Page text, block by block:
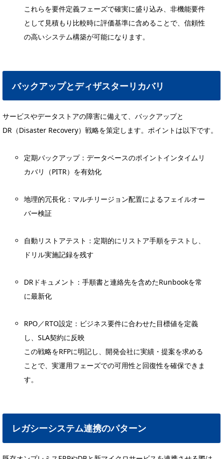
これらを要件定義フェーズで確実に盛り込み、非機能要件
として見積もり比較時に評価基準に含めることで、信頼性
の高いシステム構築が可能になります。
バックアップとディザスターリカバリ
サービスやデータストアの障害に備えて、バックアップと
DR（Disaster Recovery）戦略を策定します。ポイントは以下です。
定期バックアップ：データベースのポイントインタイムリ
カバリ（PITR）を有効化
地理的冗長化：マルチリージョン配置によるフェイルオー
バー検証
自動リストアテスト：定期的にリストア手順をテストし、
ドリル実施記録を残す
DRドキュメント：手順書と連絡先を含めたRunbookを常
に最新化
RPO／RTO設定：ビジネス要件に合わせた目標値を定義
し、SLA契約に反映
この戦略をRFPに明記し、開発会社に実績・提案を求める
ことで、実運用フェーズでの可用性と回復性を確保できま
す。
レガシーシステム連携のパターン